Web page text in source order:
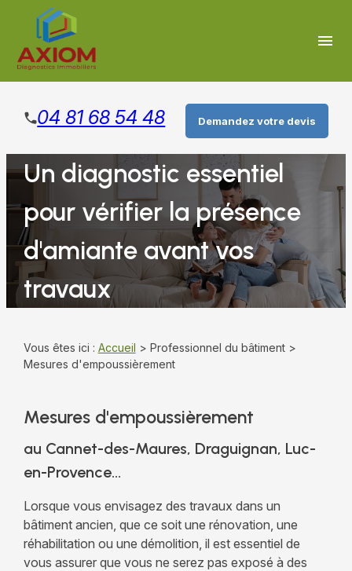
menu
04 81 68 54 48 Demandez votre devis
Un diagnostic essentiel
pour vérifier la présence
d'amiante avant vos
travaux
Vous êtes ici : Accueil > Professionnel du bâtiment>
Mesures d'empoussièrement
Mesures d'empoussièrement
au Cannet-des-Maures, Draguignan, Luc-
en-Provence...
Lorsque vous envisagez des travaux dans un
bâtiment ancien, que ce soit une rénovation, une
réhabilitation ou une démolition, il est essentiel de
vous assurer que vous ne serez pas exposé à des
Panneau de gestion des cookies